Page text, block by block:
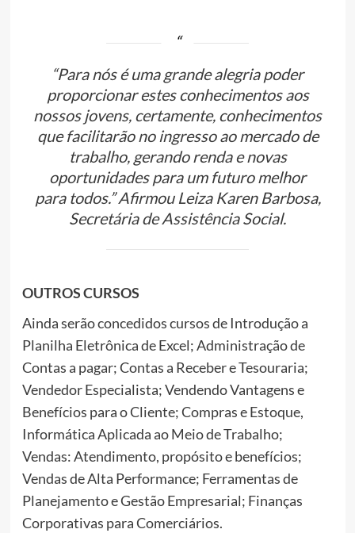
“Para nós é uma grande alegria poder
proporcionar estes conhecimentos aos
nossos jovens, certamente, conhecimentos
que facilitarão no ingresso ao mercado de
trabalho, gerando renda e novas
oportunidades para um futuro melhor
para todos.” Afirmou Leiza Karen Barbosa,
Secretária de Assistência Social.
OUTROS CURSOS
Ainda serão concedidos cursos de Introdução a
Planilha Eletrônica de Excel; Administração de
Contas a pagar; Contas a Receber e Tesouraria;
Vendedor Especialista; Vendendo Vantagens e
Benefícios para o Cliente; Compras e Estoque,
Informática Aplicada ao Meio de Trabalho;
Vendas: Atendimento, propósito e benefícios;
Vendas de Alta Performance; Ferramentas de
Planejamento e Gestão Empresarial; Finanças
Corporativas para Comerciários.